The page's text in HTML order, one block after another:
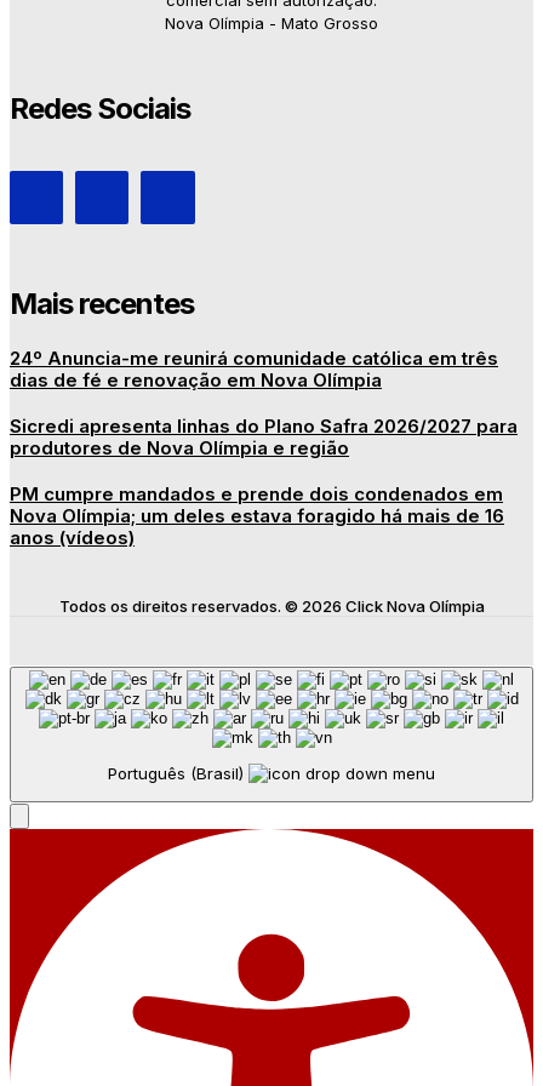
Nova Olímpia - Mato Grosso
Redes Sociais
Mais recentes
24º Anuncia-me reunirá comunidade católica em três
dias de fé e renovação em Nova Olímpia
Sicredi apresenta linhas do Plano Safra 2026/2027 para
produtores de Nova Olímpia e região
PM cumpre mandados e prende dois condenados em
Nova Olímpia; um deles estava foragido há mais de 16
anos (vídeos)
Todos os direitos reservados. © 2026 Click Nova Olímpia
Português (Brasil)